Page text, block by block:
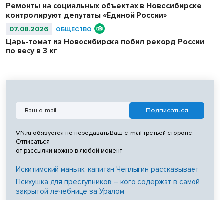
Ремонты на социальных объектах в Новосибирске
контролируют депутаты «Единой России»
07.08.2026 ОБЩЕСТВО
Царь-томат из Новосибирска побил рекорд России
по весу в 3 кг
VN.ru обязуется не передавать Ваш e-mail третьей стороне.
Отписаться
от рассылки можно в любой момент
Искитимский маньяк: капитан Чеплыгин рассказывает
Психушка для преступников – кого содержат в самой
закрытой лечебнице за Уралом